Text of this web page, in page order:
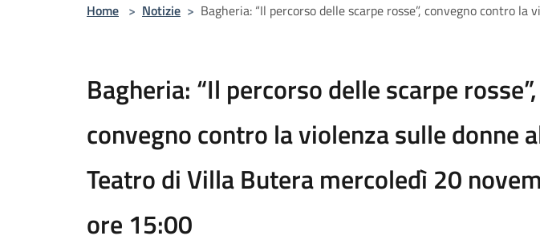
Home > Notizie > Bagheria: “Il percorso delle scarpe rosse”, convegno contro
Bagheria: “Il percorso delle scarpe rosse”,
convegno contro la violenza sulle donne
Teatro di Villa Butera mercoledì 20
ore 15:00